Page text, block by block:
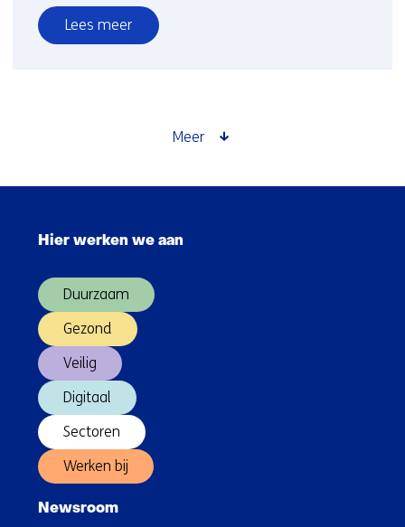
Lees meer
over
Meer
Hier werken we aan
Duurzaam
Gezond
Veilig
Digitaal
Sectoren
Werken bij
Newsroom